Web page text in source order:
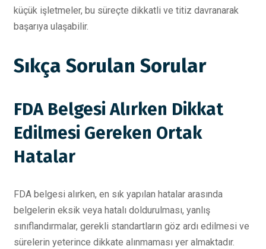
küçük işletmeler, bu süreçte dikkatli ve titiz davranarak
başarıya ulaşabilir.
Sıkça Sorulan Sorular
FDA Belgesi Alırken Dikkat
Edilmesi Gereken Ortak
Hatalar
FDA belgesi alırken, en sık yapılan hatalar arasında
belgelerin eksik veya hatalı doldurulması, yanlış
sınıflandırmalar, gerekli standartların göz ardı edilmesi ve
sürelerin yeterince dikkate alınmaması yer almaktadır.